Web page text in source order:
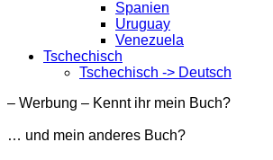
Spanien
Uruguay
Venezuela
Tschechisch
Tschechisch -> Deutsch
– Werbung – Kennt ihr mein Buch?
… und mein anderes Buch?